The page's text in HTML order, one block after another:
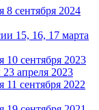
8 сентября 2024
15, 16, 17 марта
10 сентября 2023
апреля 2023
сентября 2022